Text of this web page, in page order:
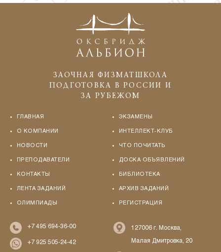
ЗАОЧНАЯ ФИЗМАТШКОЛА
ПОДГОТОВКА В РОССИИ И
ЗА РУБЕЖОМ
ГЛАВНАЯ
О КОМПАНИИ
НОВОСТИ
ПРЕПОДАВАТЕЛИ
КОНТАКТЫ
ЛЕНТА ЗАДАНИЙ
ОЛИМПИАДЫ
ЭКЗАМЕНЫ
ИНТЕЛЛЕКТ-КЛУБ
ЧТО ПОЧИТАТЬ
ДОСКА ОБЪЯВЛЕНИЙ
БИБЛИОТЕКА
АРХИВ ЗАДАНИЙ
РЕГИСТРАЦИЯ
+7 495 694-36-00
+7 925 505-24-42
127006 г. Москва,
Малая Дмитровка, 20